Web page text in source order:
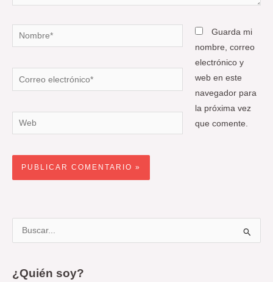
Nombre*
Correo
electrónico*
Web
Guarda mi
nombre, correo
electrónico y
web en este
navegador para
la próxima vez
que comente.
¿Quién soy?